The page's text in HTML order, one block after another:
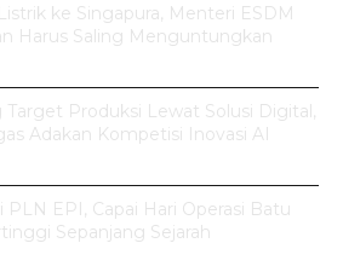
ke Singapura, Menteri ESDM
Harus Saling Menguntungkan
Target Produksi Lewat Solusi Digital,
Adakan Kompetisi Inovasi AI
PLN EPI, Capai Hari Operasi Batu
Sepanjang Sejarah